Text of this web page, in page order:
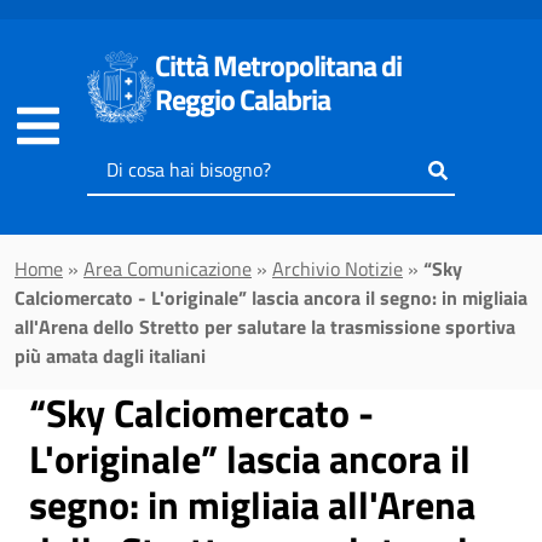
Città Metropolitana di
Reggio Calabria
Inserisci
il
cercare
Home » Area Comunicazione » Archivio Notizie » “Sky
Calciomercato - L'originale” lascia ancora il segno: in migliaia
all'Arena dello Stretto per salutare la trasmissione sportiva
più amata dagli italiani
“Sky Calciomercato -
L'originale” lascia ancora il
segno: in migliaia all'Arena